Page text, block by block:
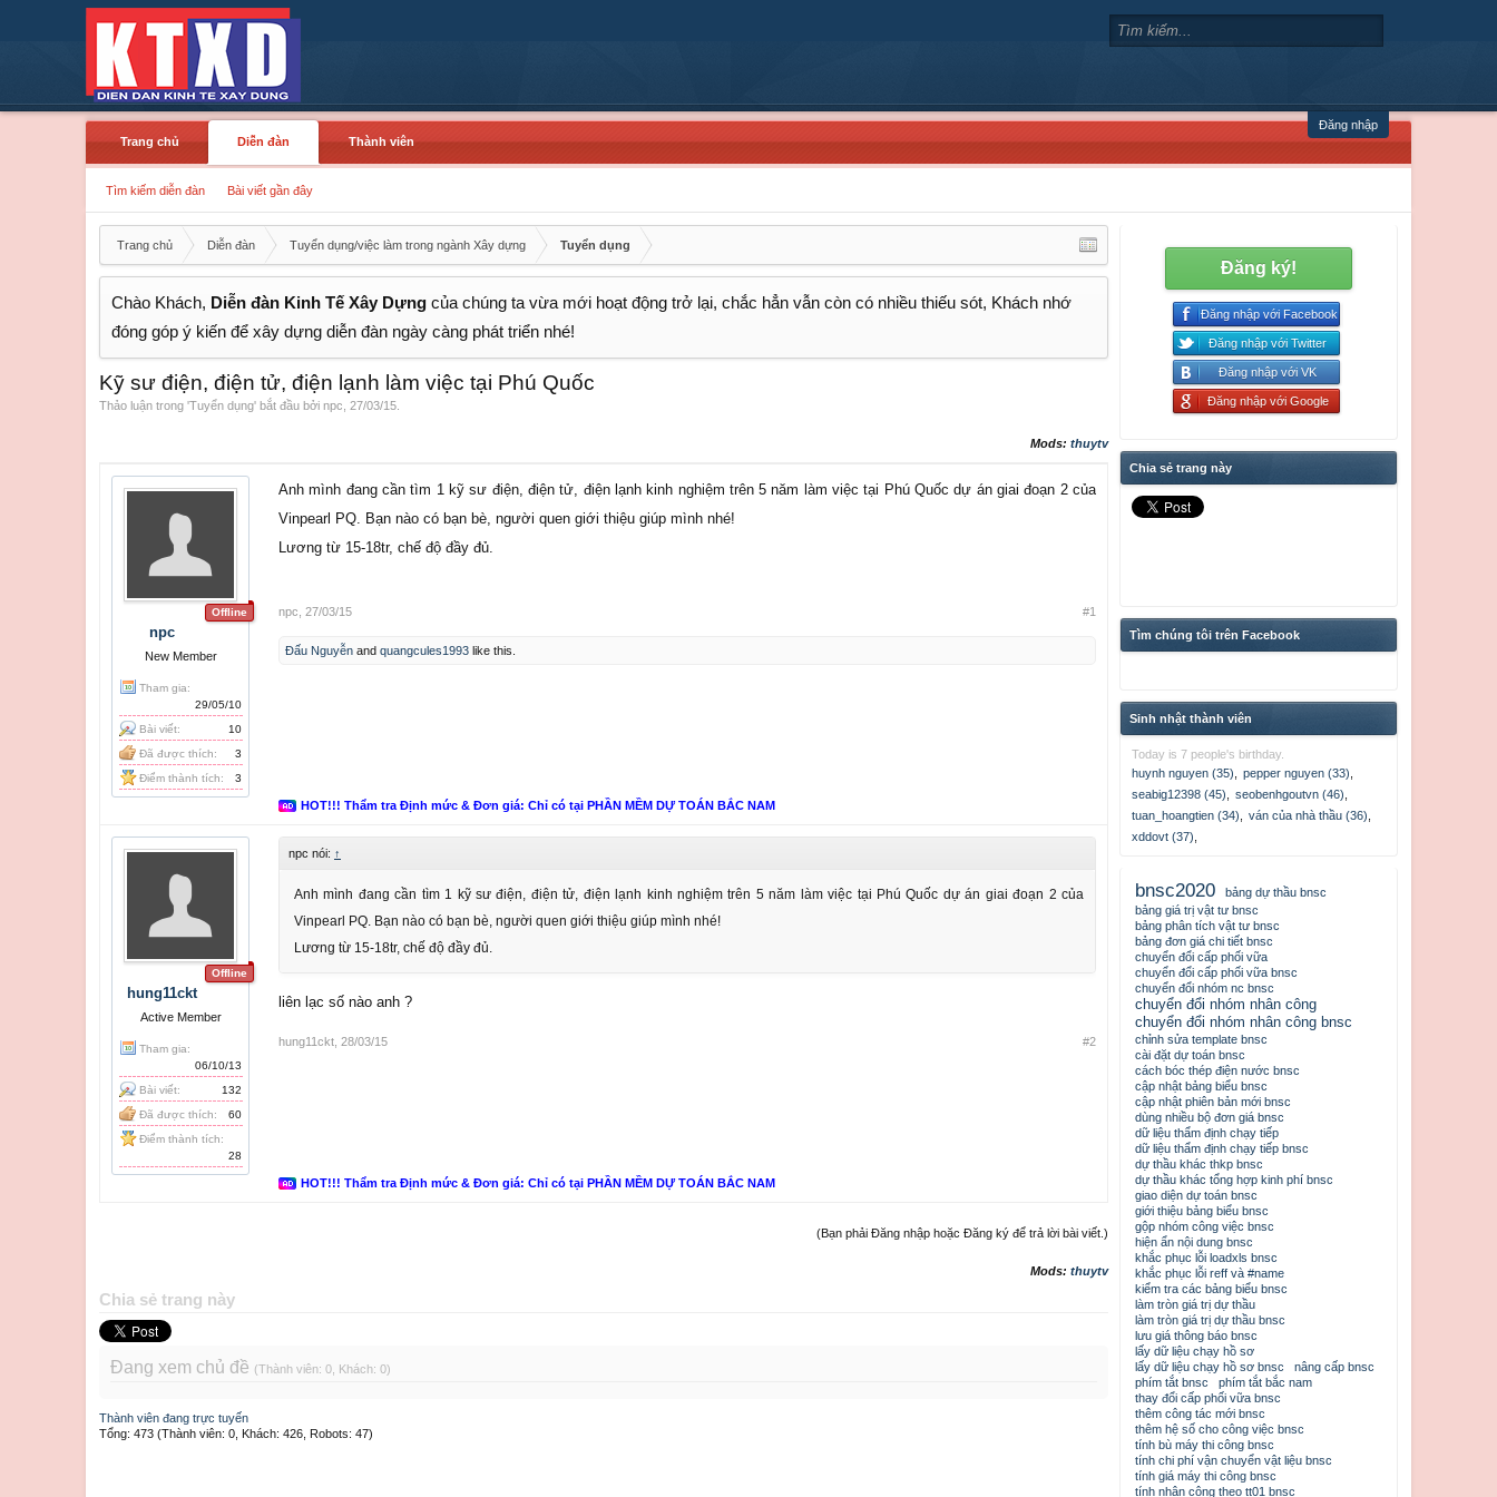
Đăng nhập
Trang chủ
Diễn đàn
Tìm kiếm diễn đàn Bài viết gần đây
Thành viên
Trang chủ Diễn đàn Tuyển dụng/việc làm trong ngành Xây dựng Tuyển dụng
Chào Khách, Diễn đàn Kinh Tế Xây Dựng của chúng ta vừa mới hoạt động trở lại, chắc hẳn vẫn còn có nhiều thiếu sót, Khách nhớ
đóng góp ý kiến để xây dựng diễn đàn ngày càng phát triển nhé!
Kỹ sư điện, điện tử, điện lạnh làm việc tại Phú Quốc
Thảo luận trong 'Tuyển dụng' bắt đầu bởi npc 27/03/15
Mods: thuytv
Offline
npc
New Member
Tham gia:
29/05/10
Bài viết:
10
Đã được thích:
3
Điểm thành tích:
3
Anh mình đang cần tìm 1 kỹ sư điện, điện tử, điện lạnh kinh nghiệm trên 5 năm làm việc tại Phú Quốc dự án giai đoạn 2 của
Vinpearl PQ. Bạn nào có bạn bè, người quen giới thiệu giúp mình nhé!
Lương từ 15-18tr, chế độ đầy đủ.
npc 27/03/15 #1
Đấu Nguyễn and quangcules1993 like this.
HOT!!! Thẩm tra Định mức & Đơn giá: Chỉ có tại PHẦN MỀM DỰ TOÁN BẮC NAM
Offline
hung11ckt
Active Member
Tham gia:
06/10/13
Bài viết:
132
Đã được thích:
60
Điểm thành tích:
28
npc nói: ↑
Anh mình đang cần tìm 1 kỹ sư điện, điện tử, điện lạnh kinh nghiệm trên 5 năm làm việc tại Phú Quốc dự án giai đoạn 2 của
Vinpearl PQ. Bạn nào có bạn bè, người quen giới thiệu giúp mình nhé!
Lương từ 15-18tr, chế độ đầy đủ.
liên lạc số nào anh ?
hung11ckt 28/03/15 #2
HOT!!! Thẩm tra Định mức & Đơn giá: Chỉ có tại PHẦN MỀM DỰ TOÁN BẮC NAM
(Bạn phải Đăng nhập hoặc Đăng ký để trả lời bài viết.)
Mods: thuytv
Chia sẻ trang này
Đang xem chủ đề (Thành viên: 0, Khách: 0)
Thành viên đang trực tuyến
Tổng: 473 (Thành viên: 0, Khách: 426, Robots: 47)
Đăng ký!
Đăng nhập với Facebook
Đăng nhập với Twitter
Đăng nhập với VK
Đăng nhập với Google
Chia sẻ trang này
Tìm chúng tôi trên Facebook
Sinh nhật thành viên
Today is 7 people's birthday.
huynh nguyen (35)
pepper nguyen (33)
seabig12398 (45)
seobenhgoutvn (46)
tuan_hoangtien (34)
ván của nhà thầu (36)
xddovt (37)
bnsc2020
bảng dự thầu bnsc
bảng giá trị vật tư bnsc
bảng phân tích vật tư bnsc
bảng đơn giá chi tiết bnsc
chuyển đổi cấp phối vữa
chuyển đổi cấp phối vữa bnsc
chuyển đổi nhóm nc bnsc
chuyển đổi nhóm nhân công
chuyển đổi nhóm nhân công bnsc
chỉnh sửa template bnsc
cài đặt dự toán bnsc
cách bóc thép điện nước bnsc
cập nhật bảng biểu bnsc
cập nhật phiên bản mới bnsc
dùng nhiều bộ đơn giá bnsc
dữ liệu thẩm định chạy tiếp
dữ liệu thẩm định chạy tiếp bnsc
dự thầu khác thkp bnsc
dự thầu khác tổng hợp kinh phí bnsc
giao diện dự toán bnsc
giới thiệu bảng biểu bnsc
gộp nhóm công việc bnsc
hiện ẩn nội dung bnsc
khắc phục lỗi loadxls bnsc
khắc phục lỗi reff và #name
kiểm tra các bảng biểu bnsc
làm tròn giá trị dự thầu
làm tròn giá trị dự thầu bnsc
lưu giá thông báo bnsc
lấy dữ liệu chạy hồ sơ
lấy dữ liệu chạy hồ sơ bnsc
nâng cấp bnsc
phím tắt bnsc
phím tắt bắc nam
thay đổi cấp phối vữa bnsc
thêm công tác mới bnsc
thêm hệ số cho công việc bnsc
tính bù máy thi công bnsc
tính chi phí vận chuyển vật liệu bnsc
tính giá máy thi công bnsc
tính nhân công theo tt01 bnsc